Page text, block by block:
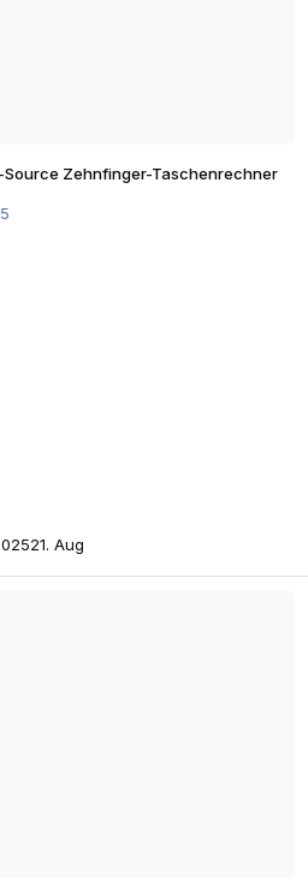
Source Zehnfinger-Taschenrechner
21. Aug